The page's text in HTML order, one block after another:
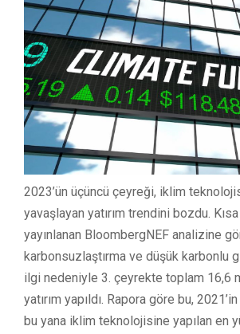
2023’ün üçüncü çeyreği, iklim
yavaşlayan yatırım trendini bozdu.
yayınlanan BloombergNEF analizine
karbonsuzlaştırma ve düşük karbonlu
ilgi nedeniyle 3. çeyrekte toplam 16,6
yatırım yapıldı. Rapora göre bu,
bu yana iklim teknolojisine yapılan en